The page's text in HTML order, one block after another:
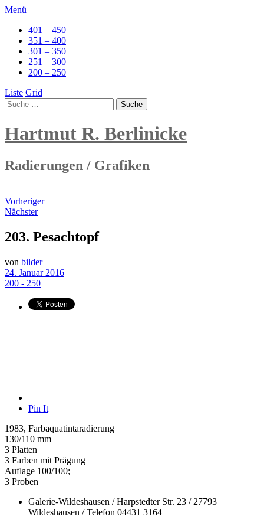
Menü
401 – 450
351 – 400
301 – 350
251 – 300
200 – 250
Liste Grid
Hartmut R. Berlinicke
Radierungen / Grafiken
Vorheriger
Nächster
203. Pesachtopf
von bilder
24. Januar 2016
200 - 250
Pin It
1983, Farbaquatintaradierung
130/110 mm
3 Platten
3 Farben mit Prägung
Auflage 100/100;
3 Proben
Galerie-Wildeshausen / Harpstedter Str. 23 / 27793
Wildeshausen / Telefon 04431 3164